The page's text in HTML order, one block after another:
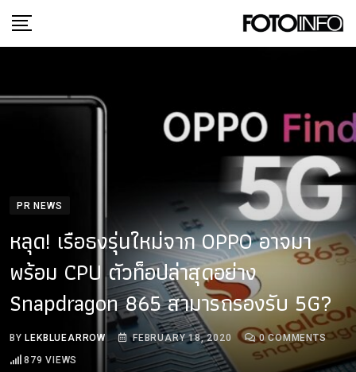
to
PR NEWS
หลุด! เรือธงรุ่นใหม่จาก OPPO อาจมา
พร้อม CPU ตัวท็อปล่าสุดอย่าง
Snapdragon 865 สามารถรองรับ 5G?
BYLEKBLUEARROW FEBRUARY 18, 2020 0 COMMENTS
879 VIEWS